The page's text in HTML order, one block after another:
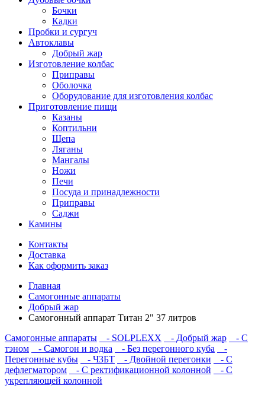
Бочки
Кадки
Пробки и сургуч
Автоклавы
Добрый жар
Изготовление колбас
Приправы
Оболочка
Оборудование для изготовления колбас
Приготовление пищи
Казаны
Коптильни
Щепа
Ляганы
Мангалы
Ножи
Печи
Посуда и принадлежности
Приправы
Саджи
Камины
Контакты
Доставка
Как оформить заказ
Главная
Самогонные аппараты
Добрый жар
Самогонный аппарат Титан 2" 37 литров
Самогонные аппараты
- SOLPLEXX - Добрый жар
- С
тэном
- Самогон и водка - Без перегонного куба
-
Перегонные кубы
- ЧЗБТ - Двойной перегонки
- С
дефлегматором
- С ректификационной колонной
- С
укрепляющей колонной